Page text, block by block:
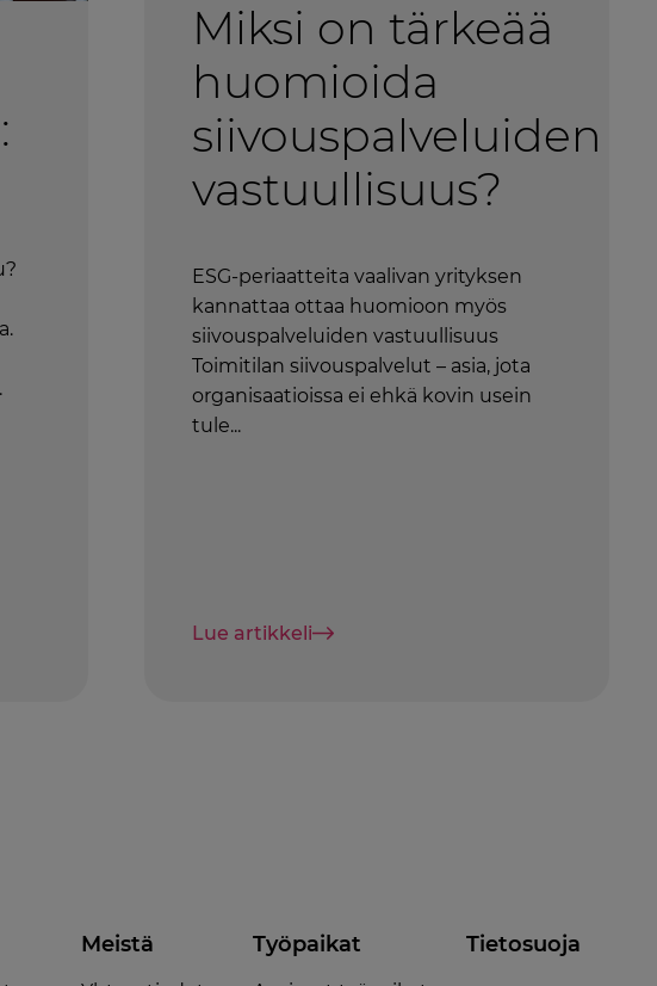
Miksi on tärkeää
huomioida
siivouspalveluiden
vastuullisuus?
ESG-periaatteita vaalivan yrityksen
kannattaa ottaa huomioon myös
siivouspalveluiden vastuullisuus
Toimitilan siivouspalvelut – asia, jota
organisaatioissa ei ehkä kovin usein
tule...
Lue artikkeli
Meistä Työpaikat Tietosuoja